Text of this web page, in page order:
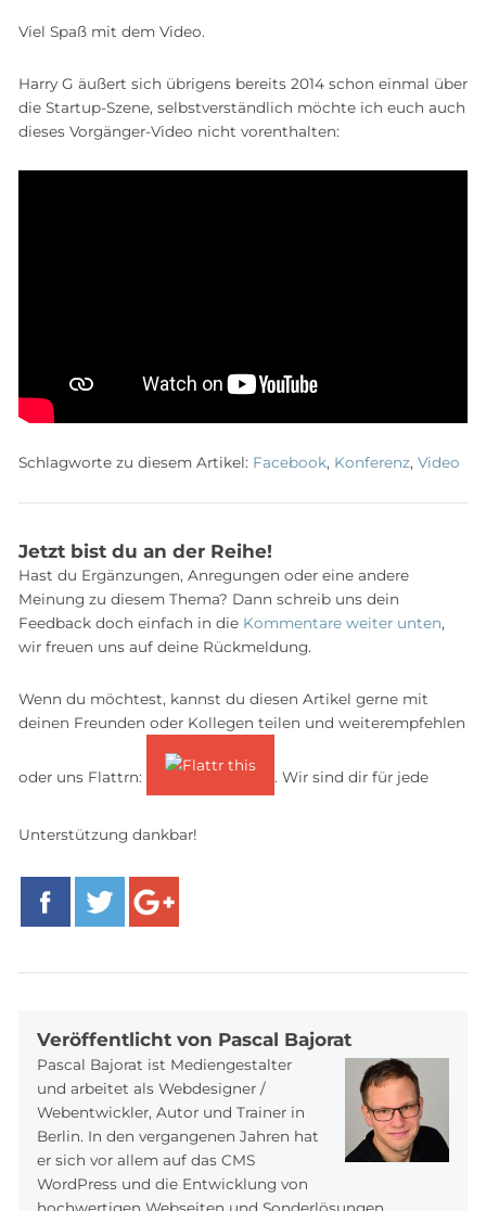
Viel Spaß mit dem Video.
Harry G äußert sich übrigens bereits 2014 schon einmal über
die Startup-Szene, selbstverständlich möchte ich euch auch
dieses Vorgänger-Video nicht vorenthalten:
Schlagworte zu diesem Artikel: Facebook, Konferenz, Video
Jetzt bist du an der Reihe!
Hast du Ergänzungen, Anregungen oder eine andere
Meinung zu diesem Thema? Dann schreib uns dein
Feedback doch einfach in die Kommentare weiter unten,
wir freuen uns auf deine Rückmeldung.
Wenn du möchtest, kannst du diesen Artikel gerne mit
deinen Freunden oder Kollegen teilen und weiterempfehlen
oder uns Flattrn: . Wir sind dir für jede
Unterstützung dankbar!
FacebookTwitterGoogle+
Veröffentlicht von Pascal Bajorat
Pascal Bajorat ist Mediengestalter
und arbeitet als Webdesigner /
Webentwickler, Autor und Trainer in
Berlin. In den vergangenen Jahren hat
er sich vor allem auf das CMS
WordPress und die Entwicklung von
hochwertigen Webseiten und Sonderlösungen